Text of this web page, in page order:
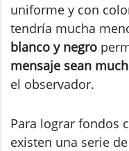
uniforme y con
tendría mucha
blanco y negro
mensaje sean
el observador.
Para lograr fondos
existen una serie